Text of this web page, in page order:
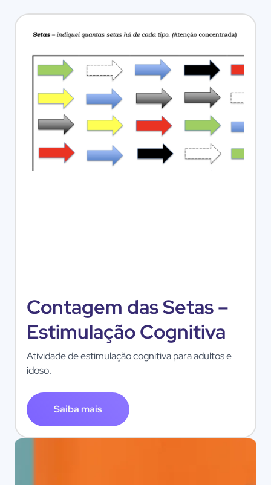
Contagem das Setas –
Estimulação Cognitiva
Atividade de estimulação cognitiva para adultos e
idoso.
Saiba mais